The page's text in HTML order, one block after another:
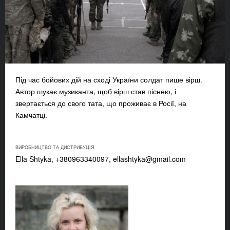
Під час бойових дій на сході України солдат пише вірш.
Автор шукає музиканта, щоб вірш став піснею, і
звертається до свого тата, що проживає в Росії, на
Камчатці.
ВИРОБНИЦТВО ТА ДИСТРИБУЦІЯ
Ella Shtyka, +380963340097, ellashtyka@gmail.com